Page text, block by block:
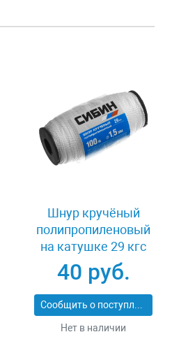
Шнур кручёный
полипропиленовый
на катушке 29 кгс
1.5 мм 100 м Сибин
50528
40 руб.
Сообщить о поступлении
Нет в наличии